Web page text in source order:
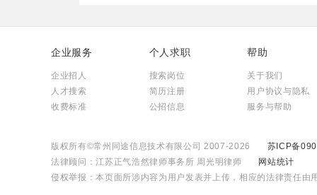
企业服务
企业招人
人才搜索
收费标准
个人求职
搜索岗位
简历注册
公招信息
帮助
关于我们
用户协议与隐私
服务与帮助
版权所有©常州同途信息技术有限公司 2007-2026
苏ICP备
法律顾问：江苏正气浩然律师事务所 周光明律师
网站统计
侵权举报：本页面所涉内容为用户发表并上传，相应的法律责任